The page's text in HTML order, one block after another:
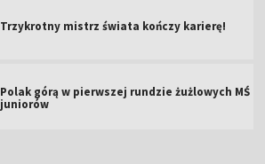
Trzykrotny mistrz świata kończy karierę!
Polak górą w pierwszej rundzie żużlowych MŚ
juniorów